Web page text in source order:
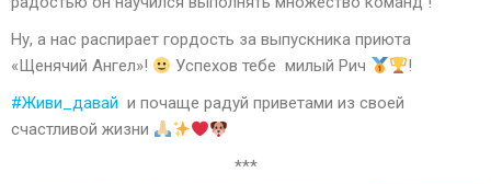
Ну, а нас распирает гордость за выпускника приюта
«Щенячий Ангел»!
Успехов тебе милый Рич
!
#Живи_давай и почаще радуй приветами из своей
счастливой жизни
***